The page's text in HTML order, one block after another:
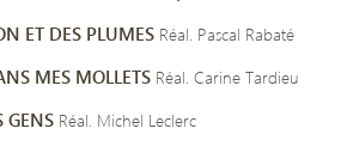
ET DES PLUMESRéal. Pascal Rabaté
MES MOLLETSRéal. Carine Tardieu
GENSRéal. Michel Leclerc